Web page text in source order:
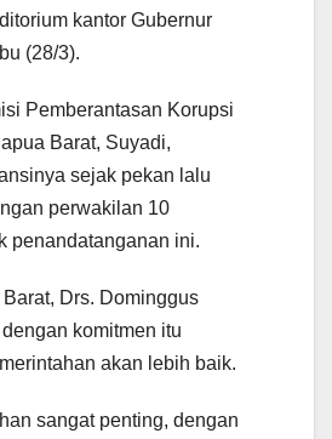
kantor Gubernur
(28/3).
Pemberantasan Korupsi
Barat, Suyadi,
sejak pekan lalu
perwakilan 10
penandatanganan ini.
Drs. Dominggus
komitmen itu
akan lebih baik.
sangat penting, dengan